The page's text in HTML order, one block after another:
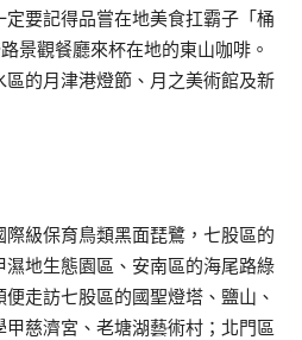
要記得品嘗在地美食扛霸子「桶
景觀餐廳來杯在地的東山咖啡。
的月津港燈節、月之美術館及新
級保育鳥類黑面琵鷺，七股區的
地生態園區、安南區的海尾路綠
走訪七股區的國聖燈塔、鹽山、
慈濟宮、老塘湖藝術村；北門區